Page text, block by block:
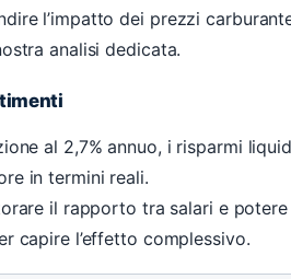
l’impatto dei prezzi
analisi dedicata.
al 2,7% annuo, i risparmi
in termini reali.
il rapporto tra salari e potere
capire l’effetto complessivo.